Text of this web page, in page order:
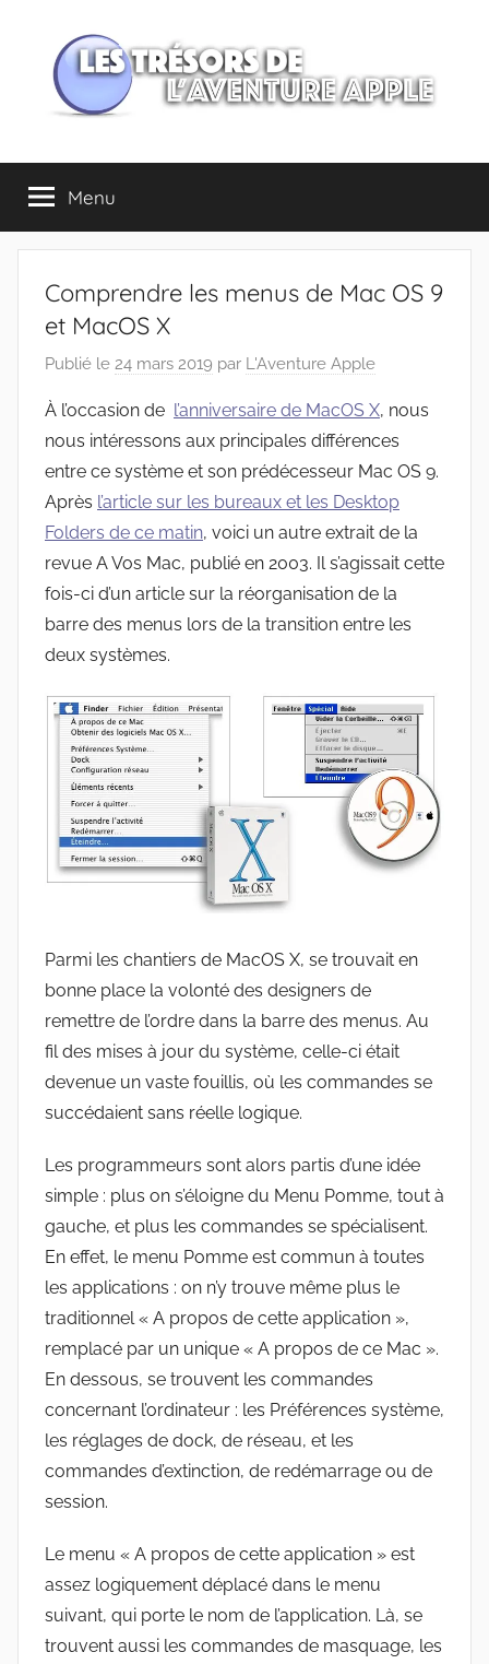
contenu
Les
trésors
de
l'Aventure
Apple
Menu
Comprendre les menus de Mac OS 9
et MacOS X
Publié le 24 mars 2019 par L'Aventure Apple
À l’occasion de l’anniversaire de MacOS X, nous
nous intéressons aux principales différences
entre ce système et son prédécesseur Mac OS 9.
Après l’article sur les bureaux et les Desktop
Folders de ce matin, voici un autre extrait de la
revue A Vos Mac, publié en 2003. Il s’agissait cette
fois-ci d’un article sur la réorganisation de la
barre des menus lors de la transition entre les
deux systèmes.
Parmi les chantiers de MacOS X, se trouvait en
bonne place la volonté des designers de
remettre de l’ordre dans la barre des menus. Au
fil des mises à jour du système, celle-ci était
devenue un vaste fouillis, où les commandes se
succédaient sans réelle logique.
Les programmeurs sont alors partis d’une idée
simple : plus on s’éloigne du Menu Pomme, tout à
gauche, et plus les commandes se spécialisent.
En effet, le menu Pomme est commun à toutes
les applications : on n’y trouve même plus le
traditionnel « A propos de cette application »,
remplacé par un unique « A propos de ce Mac ».
En dessous, se trouvent les commandes
concernant l’ordinateur : les Préférences système,
les réglages de dock, de réseau, et les
commandes d’extinction, de redémarrage ou de
session.
Le menu « A propos de cette application » est
assez logiquement déplacé dans le menu
suivant, qui porte le nom de l’application. Là, se
trouvent aussi les commandes de masquage, les